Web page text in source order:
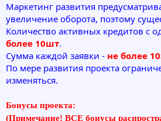
Маркетинг развития
увеличение оборота, поэтому
Количество активных кредитов с
более 10шт.
Сумма каждой заявки - не более
По мере развития проекта
изменяться.
Бонусы проекта:
(Примечание! ВСЕ бонусы